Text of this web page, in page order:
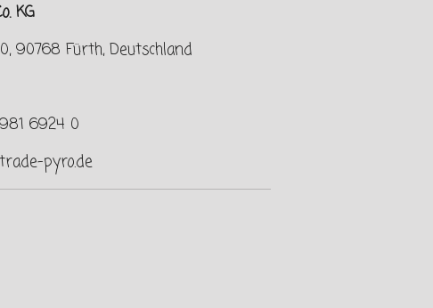
KG
90768 Fürth, Deutschland
6924 0
pyro.de